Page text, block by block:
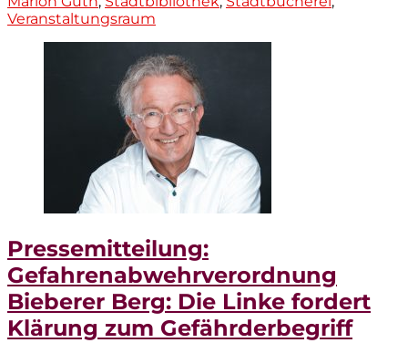
Veranstaltungsraum
Pressemitteilung:
Gefahrenabwehrverordnung
Bieberer Berg: Die Linke fordert
Klärung zum Gefährderbegriff